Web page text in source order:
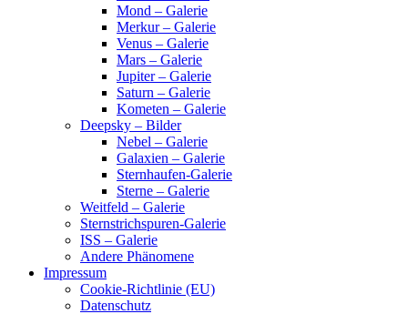
Mond – Galerie
Merkur – Galerie
Venus – Galerie
Mars – Galerie
Jupiter – Galerie
Saturn – Galerie
Kometen – Galerie
Deepsky – Bilder
Nebel – Galerie
Galaxien – Galerie
Sternhaufen-Galerie
Sterne – Galerie
Weitfeld – Galerie
Sternstrichspuren-Galerie
ISS – Galerie
Andere Phänomene
Impressum
Cookie-Richtlinie (EU)
Datenschutz